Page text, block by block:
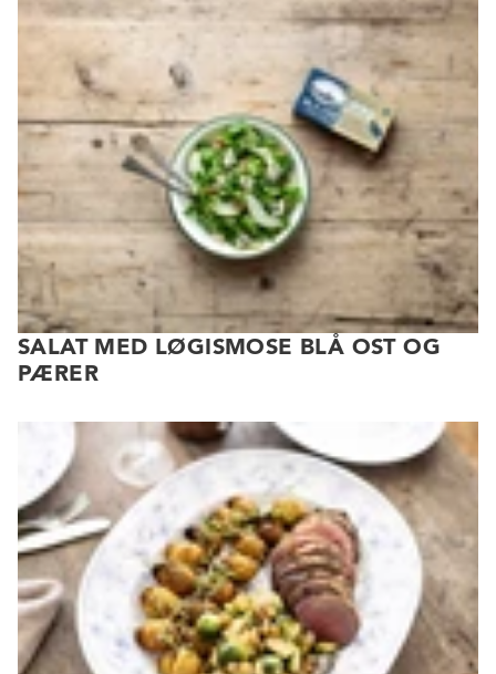
SALAT MED LØGISMOSE BLÅ OST OG
PÆRER